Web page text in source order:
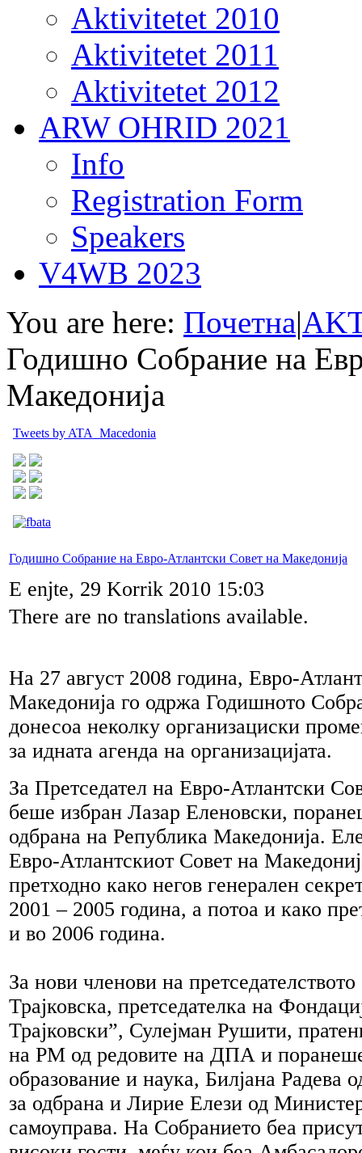
Aktivitetet 2010
Aktivitetet 2011
Aktivitetet 2012
ARW OHRID 2021
Info
Registration Form
Speakers
V4WB 2023
You are here: Почетна|
Годишно Собрание на
Македонија
Tweets by ATA_Macedonia
Годишно Собрание на Евро-Атлантски Совет на Македонија
E enjte, 29 Korrik 2010 15:03
There are no translations available.
На 27 август 2008 годинa, Евро-
Македонија го одржа Годишното
донесоа неколку организациски
за идната агенда на организацијата.
За Претседател на Евро-Атлантски
беше избран Лазар Еленовски,
одбрана на Република Македонија.
Евро-Атлантскиот Совет на
претходно како негов генерален
2001 – 2005 година, а потоа и како
и во 2006 година.
За нови членови на
Трајковска, претседателка на
Трајковски”, Сулејман Рушити,
на РМ од редовите на ДПА и
образование и наука, Билјана Радева
за одбрана и Лирие Елези од
самоуправа. На Собранието беа